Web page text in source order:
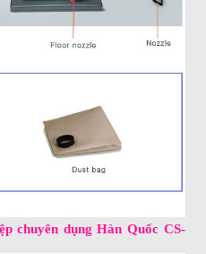
chuyên dụng Hàn Quốc CS-